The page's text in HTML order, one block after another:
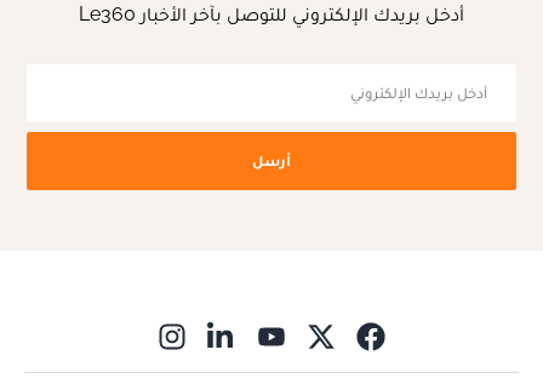
أدخل بريدك الإلكتروني للتوصل بآخر الأخبار Le360
أرسل